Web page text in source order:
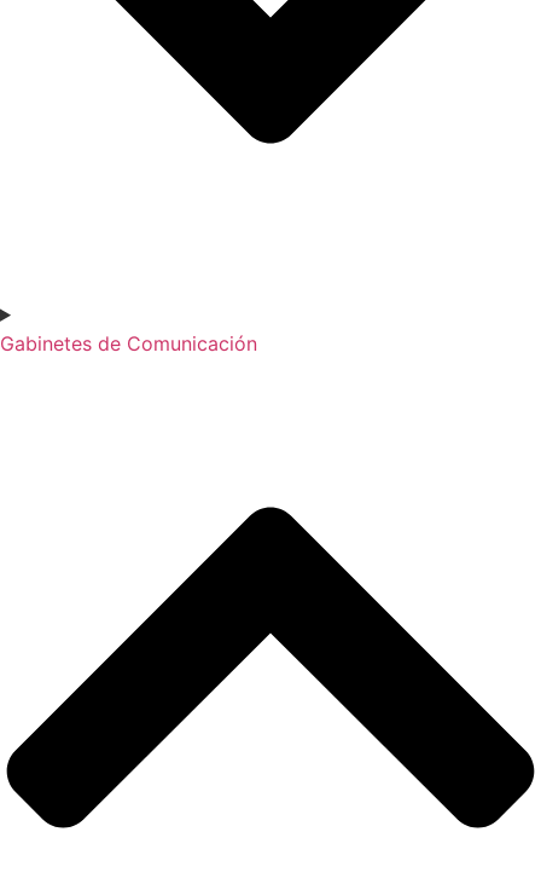
Gabinetes de Comunicación